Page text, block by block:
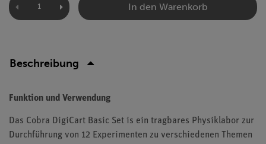
In den Warenkorb
Beschreibung
Funktion und Verwendung
Das Cobra DigiCart Basic Set is ein tragbares Physiklabor zur
Durchführung von 12 Experimenten zu verschiedenen Themen